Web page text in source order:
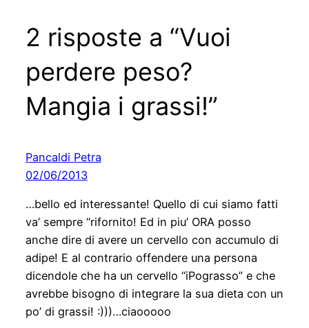
2 risposte a “Vuoi
perdere peso?
Mangia i grassi!”
Pancaldi Petra
02/06/2013
…bello ed interessante! Quello di cui siamo fatti
va’ sempre “rifornito! Ed in piu’ ORA posso
anche dire di avere un cervello con accumulo di
adipe! E al contrario offendere una persona
dicendole che ha un cervello “iPograsso” e che
avrebbe bisogno di integrare la sua dieta con un
po’ di grassi! :)))…ciaooooo